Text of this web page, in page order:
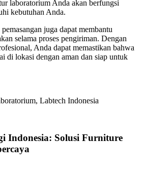
laboratorium Anda akan berfungsi
kebutuhan Anda.
juga dapat membantu
selama proses pengiriman. Dengan
Anda dapat memastikan bahwa
di lokasi dengan aman dan siap untuk
Indonesia: Solusi Furniture